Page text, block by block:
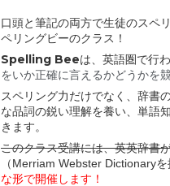
口頭と筆記の両方で生徒のスペ
ペリングビーのクラス！
Spelling Beeは、英語圏で行わ
をいか正確に言えるかどうかを競
スペリング力だけでなく、辞書
な品詞の鋭い理解を養い、単語
きます。
このクラス受講には、英英辞書
（Merriam Webster Dictionary
な形で開催します！